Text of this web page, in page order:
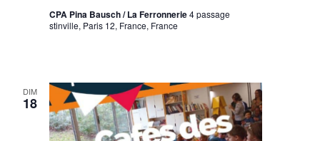
CPA Pina Bausch / La Ferronnerie4 passage
stinville, Paris 12, France, France
DIM
18